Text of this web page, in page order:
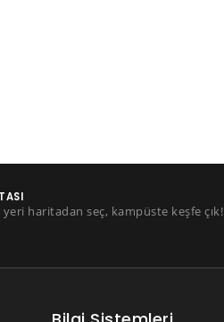
haritadan seç, kampüste keşfe çık!